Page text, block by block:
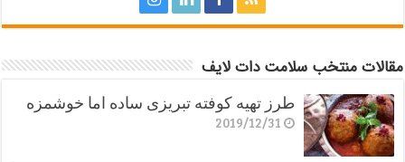
مقالات منتخب سلامت دات لایف
طرز تهیه کوفته تبریزی ساده اما خوشمزه
2019/12/31